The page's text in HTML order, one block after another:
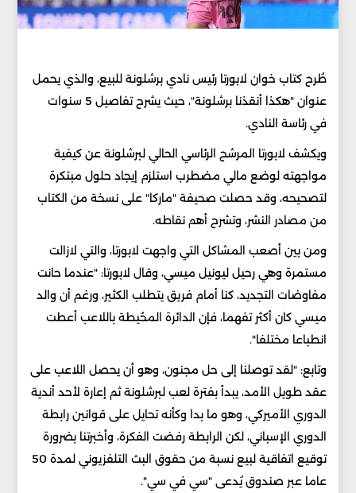
طُرح كتاب خوان لابورتا رئيس نادي برشلونة للبيع، والذي يحمل
عنوان "هكذا أنقذنا برشلونة"، حيث يشرح تفاصيل 5 سنوات
في رئاسة النادي.
ويكشف لابورتا المرشح الرئاسي الحالي لبرشلونة عن كيفية
مواجهته لوضع مالي مضطرب استلزم إيجاد حلول مبتكرة
لتصحيحه، وقد حصلت صحيفة "ماركا" على نسخة من الكتاب
من مصادر النشر، وتشرح أهم نقاطه.
ومن بين أصعب المشاكل التي واجهت لابورتا، والتي لازالت
مستمرة وهي رحيل ليونيل ميسي، وقال لابورتا: "عندما حانت
مفاوضات التجديد، كنا أمام فريق يتطلب الكثير، ورغم أن والد
ميسي كان أكثر تفهما، فإن الدائرة المحُيطة باللاعب أعطت
انطباعا مختلفا".
وتابع: "لقد توصلنا إلى حل مجنون، وهو أن يحصل اللاعب على
عقد طويل الأمد، يبدأ بفترة لعب لبرشلونة ثم إعارة لأحد أندية
الدوري الأميركي، وهو ما بدا وكأنه تحايل على قوانين رابطة
الدوري الإسباني، لكن الرابطة رفضت الفكرة، وأخبرتنا بضرورة
توقيع اتفاقية لبيع نسبة من حقوق البث التلفزيوني لمدة 50
عاما عبر صندوق يُدعى "سي في سي".